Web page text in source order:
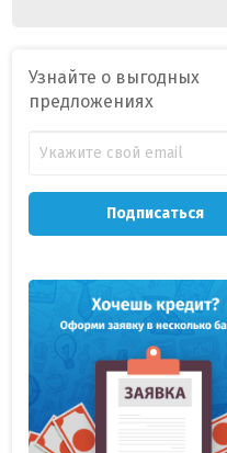
Узнайте о выгодных
предложениях
Подписаться